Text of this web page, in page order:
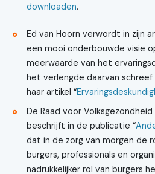
downloaden.
Ed van Hoorn verwordt in zijn
een mooi onderbouwde visie
meerwaarde van het
het verlengde daarvan
haar artikel “
De Raad voor
beschrijft in de publicatie “
dat in de zorg van morgen de
burgers, professionals en
nadrukkelijker rol van burgers